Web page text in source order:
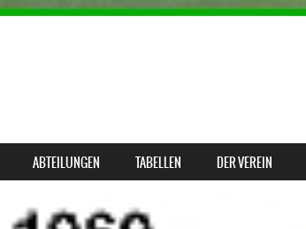
ABTEILUNGEN TABELLEN DER VEREIN